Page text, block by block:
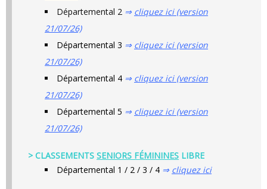
Départemental 2 ⇒ cliquez ici (version
21/07/26)
Départemental 3 ⇒ cliquez ici (version
21/07/26)
Départemental 4 ⇒ cliquez ici (version
21/07/26)
Départemental 5 ⇒ cliquez ici (version
21/07/26)
> CLASSEMENTS SENIORS FÉMININES LIBRE
Départemental 1 / 2 / 3 / 4 ⇒ cliquez ici